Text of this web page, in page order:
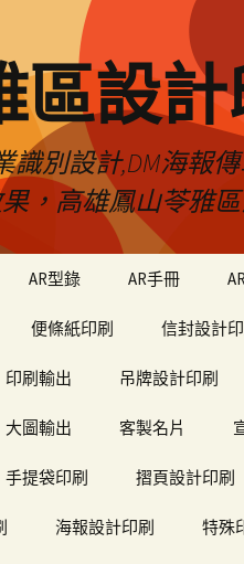
區設
識別設計,DM海報
，高雄鳳山苓雅
AR型錄 AR手冊
便條紙印刷 信封設計
印刷輸出 吊牌設計印刷
大圖輸出 客製名片
手提袋印刷 摺頁設計印刷
海報設計印刷 特殊